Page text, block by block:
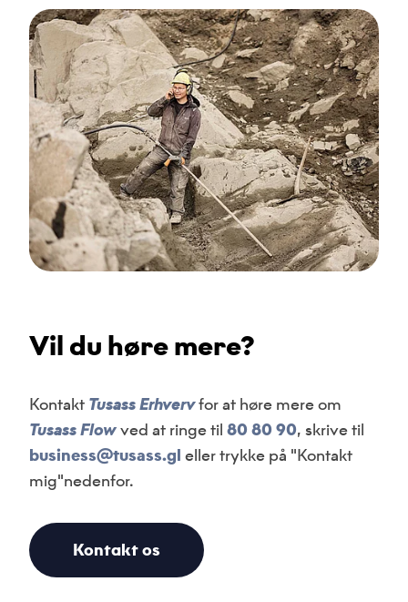
Vil du høre mere?
Kontakt Tusass Erhvervfor at høre mere om
Tusass Flowved at ringe til 80 80 90, skrive til
business@tusass.gl eller trykke på "Kontakt
mig"nedenfor.
Kontakt os